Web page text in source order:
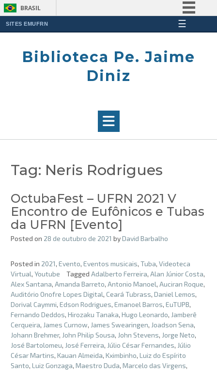
BRASIL
Participe
SITES EMUFRN ☰
Biblioteca Pe. Jaime
Diniz
Tag: Neris Rodrigues
OctubaFest – UFRN 2021 V
Encontro de Eufônicos e Tubas
da UFRN [Evento]
Posted on 28 de outubro de 2021 byDavid Barbalho
Posted in 2021, Evento, Eventos musicais, Tuba, Videoteca
Virtual, Youtube Tagged Adalberto Ferreira, Alan Júnior Costa,
Alex Santana, Amanda Barreto, Antonio Manoel, Auciran Roque,
Auditório Onofre Lopes Digital, Ceará Tubrass, Daniel Lemos,
Dorival Caymmi, Edson Rodrigues, Emanoel Barros, EuTUPB,
Fernando Deddos, Hirozaku Tanaka, Hugo Leonardo, Jamberê
Cerqueira, James Curnow, James Swearingen, Joadson Sena,
Johann Brehmer, John Philip Sousa, John Stevens, Jorge Neto,
José Bartolomeu, José Ferreira, Júlio César Fernandes, Júlio
César Martins, Kauan Almeida, Kximbinho, Luiz do Espírito
Santo, Luiz Gonzaga, Maestro Duda, Marcelo das Virgens,